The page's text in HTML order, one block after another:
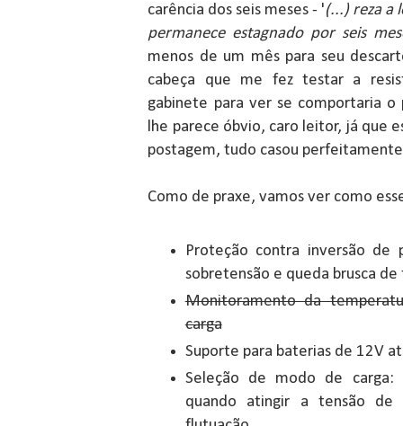
carência dos seis meses - '(...) reza a
permanece estagnado por seis
menos de um mês para seu
cabeça que me fez testar a
gabinete para ver se comportaria
lhe parece óbvio, caro leitor, já que
postagem, tudo casou
Como de praxe, vamos ver como
Proteção contra inversão de
sobretensão e queda brusca de
Monitoramento da
carga
Suporte para baterias de 12V
Seleção de modo de carga:
quando atingir a tensão